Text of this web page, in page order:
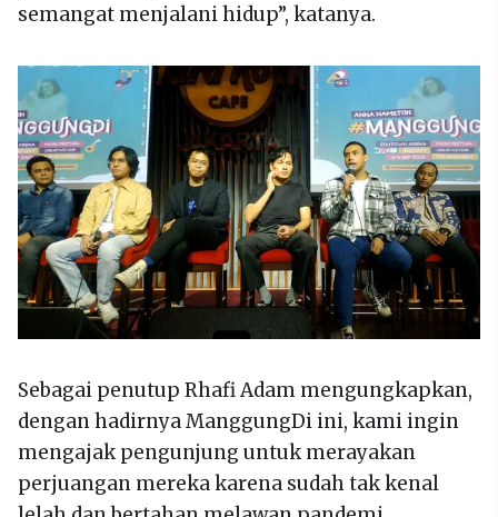
semangat menjalani hidup”, katanya.
Sebagai penutup Rhafi Adam mengungkapkan,
dengan hadirnya ManggungDi ini, kami ingin
mengajak pengunjung untuk merayakan
perjuangan mereka karena sudah tak kenal